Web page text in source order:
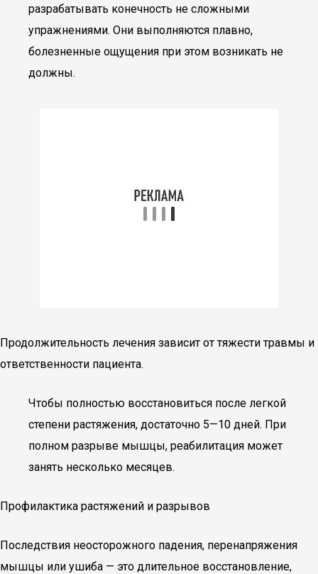
разрабатывать конечность не сложными
упражнениями. Они выполняются плавно,
болезненные ощущения при этом возникать не
должны.
Продолжительность лечения зависит от тяжести травмы и
ответственности пациента.
Чтобы полностью восстановиться после легкой
степени растяжения, достаточно 5—10 дней. При
полном разрыве мышцы, реабилитация может
занять несколько месяцев.
Профилактика растяжений и разрывов
Последствия неосторожного падения, перенапряжения
мышцы или ушиба — это длительное восстановление,